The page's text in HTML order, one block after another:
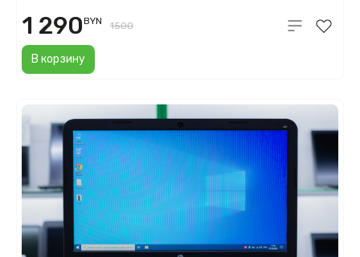
В корзину
1 290BYN 1500